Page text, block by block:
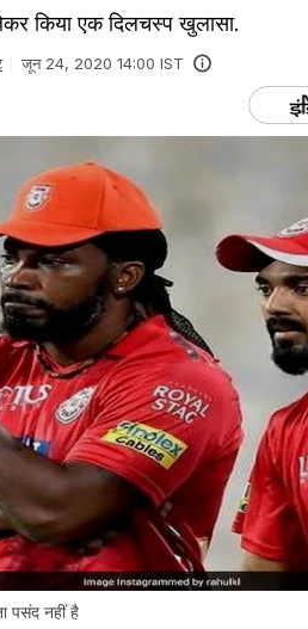
किया एक दिलचस्प खुलासा.
जून 24, 2020 14:00 IST
पसंद नहीं है